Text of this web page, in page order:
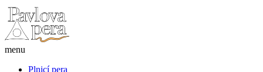
menu
Plnicí pera